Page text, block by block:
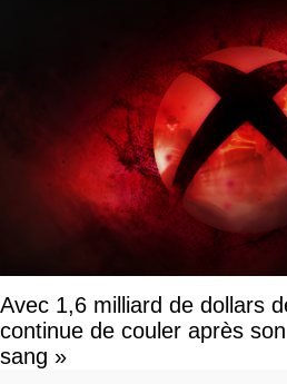
Avec 1,6 milliard de dollars
continue de couler après
sang »